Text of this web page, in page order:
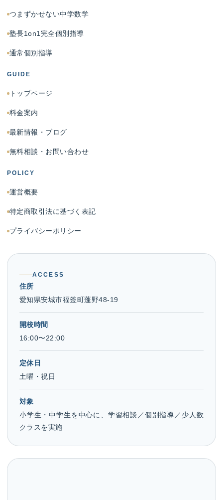
つまずかせない中学数学
塾長1on1完全個別指導
通常個別指導
GUIDE
トップページ
料金案内
最新情報・ブログ
無料相談・お問い合わせ
POLICY
運営概要
特定商取引法に基づく表記
プライバシーポリシー
ACCESS
住所
愛知県安城市福釜町蓬野48-19
開校時間
16:00〜22:00
定休日
土曜・祝日
対象
小学生・中学生を中心に、学習相談／個別指導／少人数
クラスを実施